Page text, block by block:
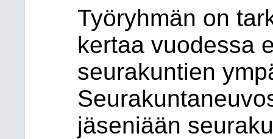
Työryhmän on
kertaa vuodessa
seurakuntien
jäseniään